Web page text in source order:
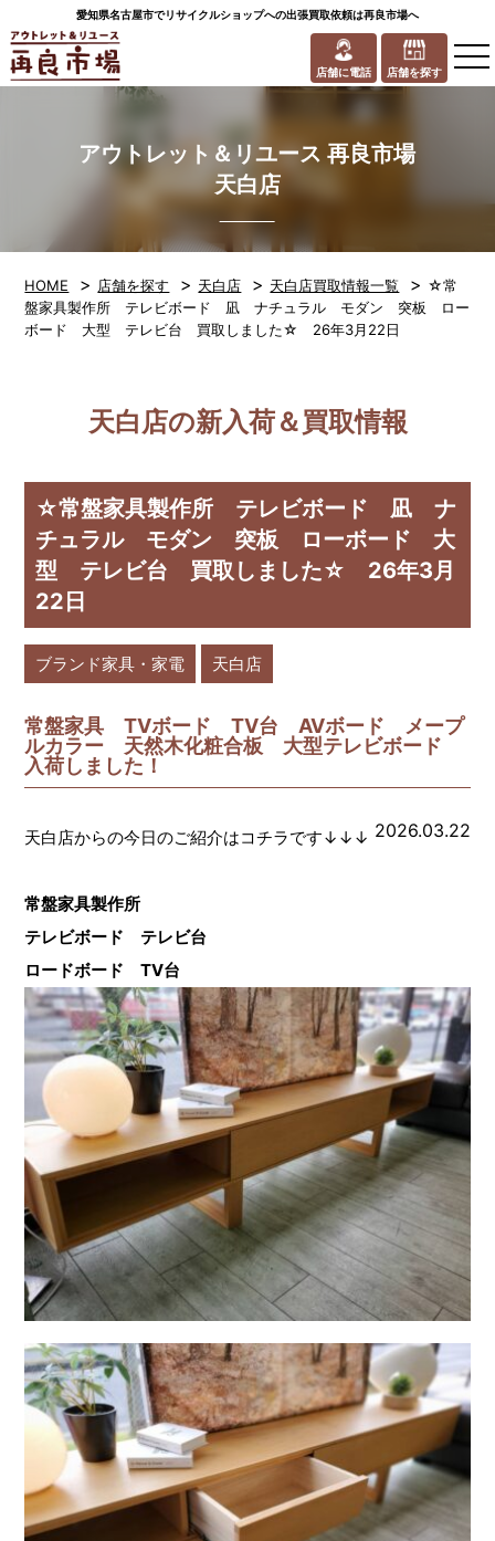
愛知県名古屋市でリサイクルショップへの出張買取依頼は再良市場へ
店舗に電話 店舗を探す
アウトレット＆リユース 再良市場
天白店
HOME > 店舗を探す > 天白店 > 天白店買取情報一覧 > ☆常
盤家具製作所 テレビボード 凪 ナチュラル モダン 突板 ロー
ボード 大型 テレビ台 買取しました☆ 26年3月22日
天白店の新入荷＆買取情報
☆常盤家具製作所 テレビボード 凪 ナ
チュラル モダン 突板 ローボード 大
型 テレビ台 買取しました☆ 26年3月
22日
ブランド家具・家電 天白店
常盤家具 TVボード TV台 AVボード メープ
ルカラー 天然木化粧合板 大型テレビボード
入荷しました！
2026.03.22
天白店からの今日のご紹介はコチラです↓↓↓
常盤家具製作所
テレビボード テレビ台
ロードボード TV台